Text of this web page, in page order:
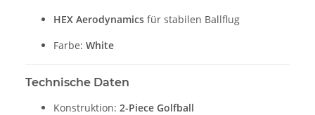
HEX Aerodynamics für stabilen Ballflug
Farbe: White
Technische Daten
Konstruktion: 2-Piece Golfball